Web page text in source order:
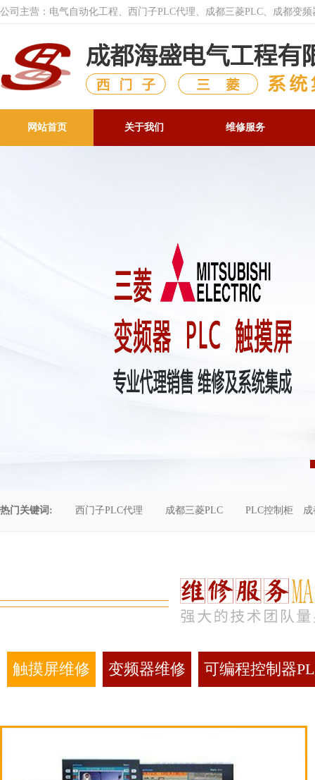
公司主营：电气自动化工程、西门子PLC代理、成都三菱PLC、成都变
网站首页 关于我们 维修服务
热门关键词: 西门子PLC代理 成都三菱PLC PLC控制柜
触摸屏维修 变频器维修 可编程控制器